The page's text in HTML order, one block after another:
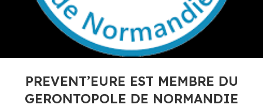
PREVENT’EURE EST MEMBRE DU
GERONTOPOLE DE NORMANDIE